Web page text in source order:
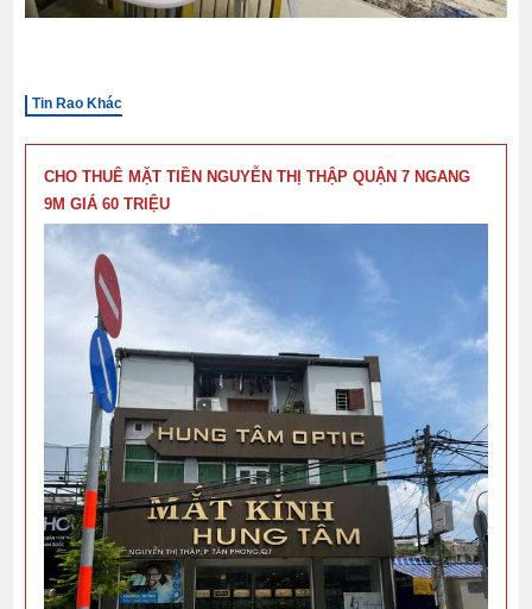
Tin Rao Khác
CHO THUÊ MẶT TIỀN NGUYỄN THỊ THẬP QUẬN 7 NGANG
9M GIÁ 60 TRIỆU